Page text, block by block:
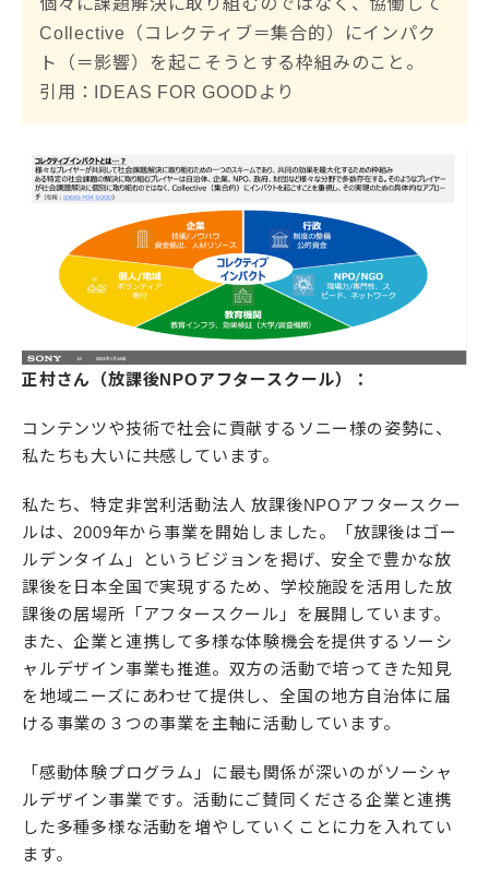
Collective（コレクティブ＝集合的）にインパク
ト（＝影響）を起こそうとする枠組みのこと。
引用：IDEAS FOR GOODより
正村さん（放課後NPOアフタースクール）：
コンテンツや技術で社会に貢献するソニー様の姿勢に、
私たちも大いに共感しています。
私たち、特定非営利活動法人 放課後NPOアフタースクー
ルは、2009年から事業を開始しました。「放課後はゴー
ルデンタイム」というビジョンを掲げ、安全で豊かな放
課後を日本全国で実現するため、学校施設を活用した放
課後の居場所「アフタースクール」を展開しています。
また、企業と連携して多様な体験機会を提供するソーシ
ャルデザイン事業も推進。双方の活動で培ってきた知見
を地域ニーズにあわせて提供し、全国の地方自治体に届
ける事業の３つの事業を主軸に活動しています。
「感動体験プログラム」に最も関係が深いのがソーシャ
ルデザイン事業です。活動にご賛同くださる企業と連携
した多種多様な活動を増やしていくことに力を入れてい
ます。